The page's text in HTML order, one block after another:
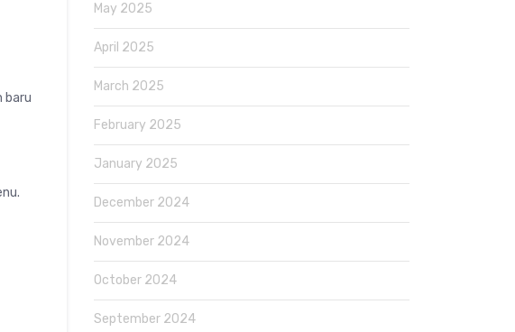
baru
May 2025
April 2025
March 2025
February 2025
January 2025
December 2024
November 2024
October 2024
September 2024